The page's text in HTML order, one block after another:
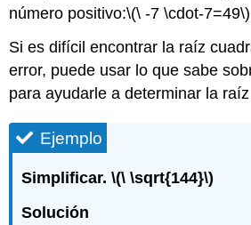
número positivo:\(\ -7 \cdot-7=49\)
Si es difícil encontrar la raíz
error, puede usar lo que sabe
para ayudarle a determinar la
Ejemplo
Simplificar.\(\ \sqrt{144}\)
Solución